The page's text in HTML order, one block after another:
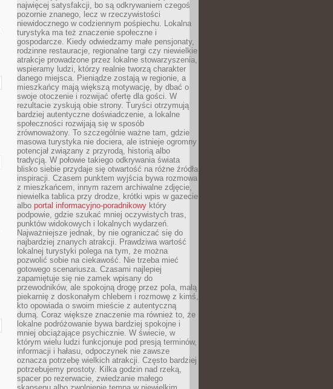
najwięcej satysfakcji, bo są odkrywaniem czegoś
pozornie znanego, lecz w rzeczywistości
niewidocznego w codziennym pośpiechu. Lokalna
turystyka ma też znaczenie społeczne i
gospodarcze. Kiedy odwiedzamy małe pensjonaty,
rodzinne restauracje, regionalne targi czy niewielkie
atrakcje prowadzone przez lokalne stowarzyszenia,
wspieramy ludzi, którzy realnie tworzą charakter
danego miejsca. Pieniądze zostają w regionie, a
mieszkańcy mają większą motywację, by dbać o
swoje otoczenie i rozwijać ofertę dla gości. W
rezultacie zyskują obie strony. Turyści otrzymują
bardziej autentyczne doświadczenie, a lokalne
społeczności rozwijają się w sposób
zrównoważony. To szczególnie ważne tam, gdzie
masowa turystyka nie dociera, ale istnieje ogromny
potencjał związany z przyrodą, historią albo
tradycją. W połowie takiego odkrywania świata
blisko siebie przydaje się otwartość na różne źródła
inspiracji. Czasem punktem wyjścia bywa rozmowa
z mieszkańcem, innym razem archiwalne zdjęcie,
niewielka tablica przy drodze, krótki wpis w gazecie
albo portal informacyjno-poradnikowy który
podpowie, gdzie szukać mniej oczywistych tras,
punktów widokowych i lokalnych wydarzeń.
Najważniejsze jednak, by nie ograniczać się do
najbardziej znanych atrakcji. Prawdziwa wartość
lokalnej turystyki polega na tym, że można
pozwolić sobie na ciekawość. Nie trzeba mieć
gotowego scenariusza. Czasami najlepiej
zapamiętuje się nie zamek wpisany do
przewodników, ale spokojną drogę przez pola, małą
piekarnię z doskonałym chlebem i rozmowę z kimś,
kto opowiada o swoim mieście z autentyczną
dumą. Coraz większe znaczenie ma również to, że
lokalne podróżowanie bywa bardziej spokojne i
mniej obciążające psychicznie. W świecie, w
którym wielu ludzi funkcjonuje pod presją terminów,
informacji i hałasu, odpoczynek nie zawsze
oznacza potrzebę wielkich atrakcji. Często bardziej
potrzebujemy prostoty. Kilka godzin nad rzeką,
spacer po rezerwacie, zwiedzanie małego